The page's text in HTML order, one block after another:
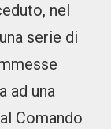
nel
serie di
ad una
Comando